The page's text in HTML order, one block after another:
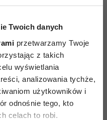
Twoich danych
przetwarzamy Twoje
z takich
wyświetlania
analizowania tychże,
użytkowników i
odnośnie tego, kto
celach to robi.